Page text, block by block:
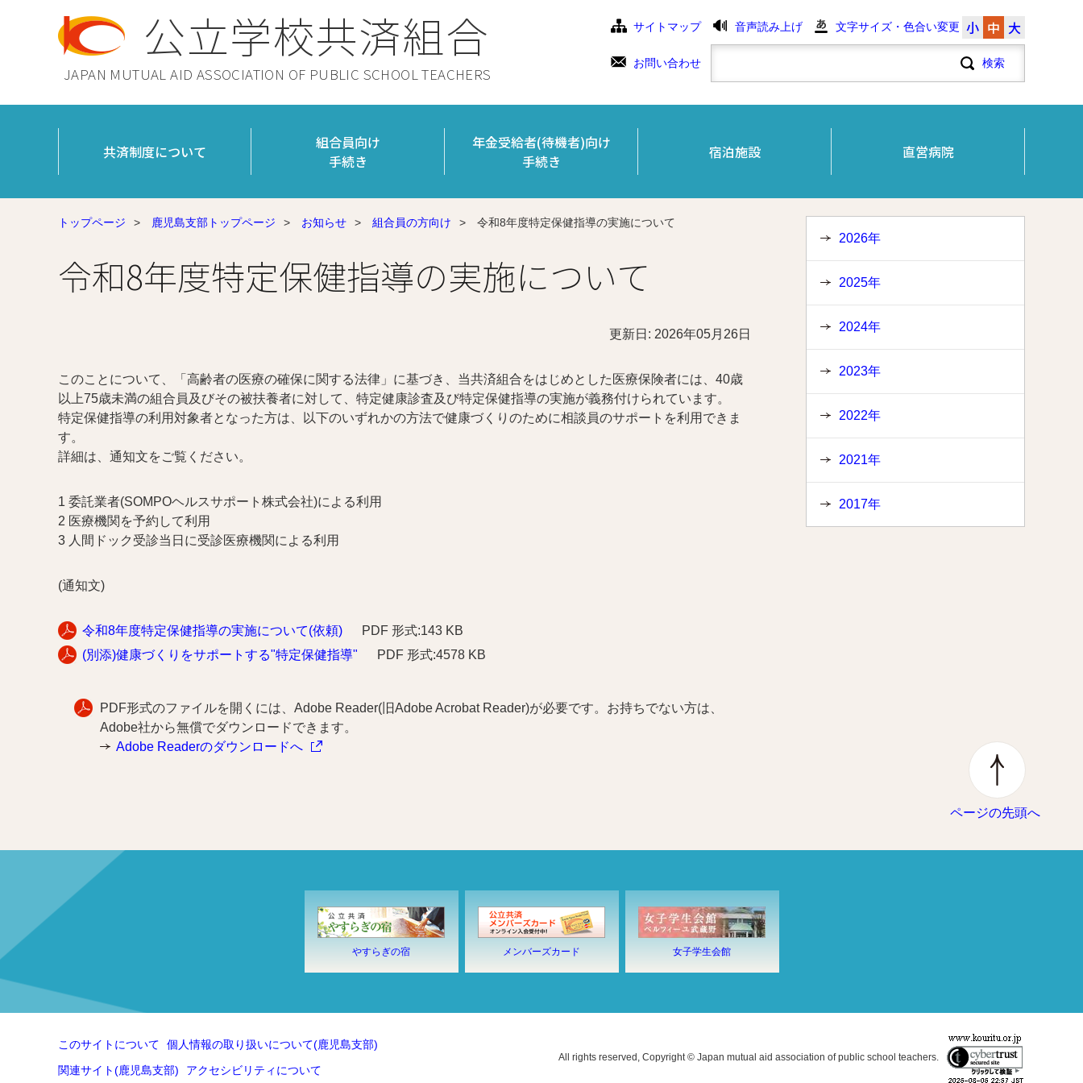
公立学校共済組合
JAPAN MUTUAL AID ASSOCIATION OF PUBLIC SCHOOL TEACHERS
サイトマップ 音声読み上げ 文字サイズ・色合い変更 小 中 大
お問い合わせ
共済制度について
組合員向け
手続き
年金受給者(待機者)向け
手続き
宿泊施設 直営病院
トップページ > 鹿児島支部トップページ > お知らせ > 組合員の方向け > 令和8年度特定保健指導の実施について
令和8年度特定保健指導の実施について
更新日: 2026年05月26日
このことについて、「高齢者の医療の確保に関する法律」に基づき、当共済組合をはじめとした医療保険者には、40歳
以上75歳未満の組合員及びその被扶養者に対して、特定健康診査及び特定保健指導の実施が義務付けられています。
特定保健指導の利用対象者となった方は、以下のいずれかの方法で健康づくりのために相談員のサポートを利用できま
す。
詳細は、通知文をご覧ください。
1 委託業者(SOMPOヘルスサポート株式会社)による利用
2 医療機関を予約して利用
3 人間ドック受診当日に受診医療機関による利用
(通知文)
令和8年度特定保健指導の実施について(依頼)
PDF 形式:143 KB
(別添)健康づくりをサポートする"特定保健指導"
PDF 形式:4578 KB
PDF形式のファイルを開くには、Adobe Reader(旧Adobe Acrobat Reader)が必要です。お持ちでない方は、
Adobe社から無償でダウンロードできます。
Adobe Readerのダウンロードへ
2026年
2025年
2024年
2023年
2022年
2021年
2017年
ページの先頭へ
やすらぎの宿 メンバーズカード 女子学生会館
このサイトについて 個人情報の取り扱いについて(鹿児島支部)
関連サイト(鹿児島支部) アクセシビリティについて
All rights reserved, Copyright © Japan mutual aid association of public school teachers.